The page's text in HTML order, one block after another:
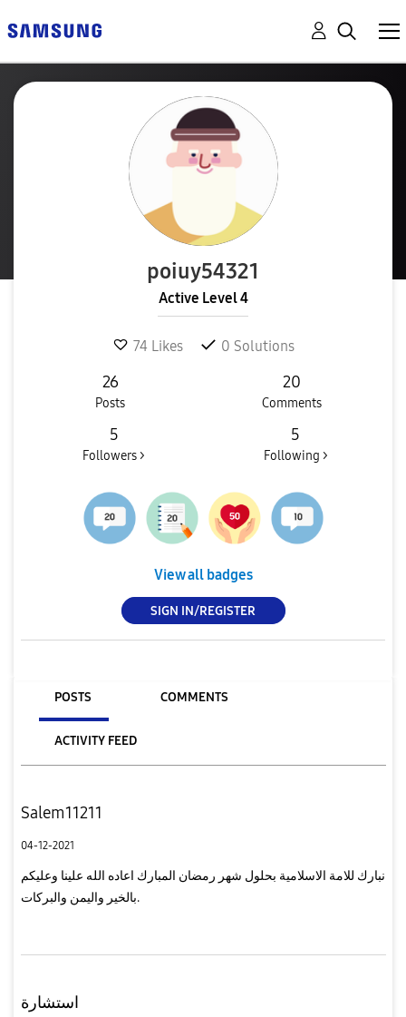
poiuy54321
Active Level 4
74 Likes 0 Solutions
26
Posts
20
Comments
5
Followers >
5
Following >
View all badges
SIGN IN/REGISTER
POSTS COMMENTS
ACTIVITY FEED
Salem11211
04-12-2021
نبارك للامة الاسلامية بحلول شهر رمضان المبارك اعاده الله علينا وعليكم
بالخير واليمن والبركات.
استشارة